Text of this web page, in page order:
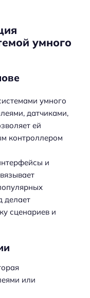
умного
умного
датчиками,
ей
контроллером
и
делает
сценариев и
или